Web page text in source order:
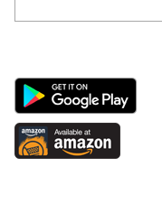
Android
App
on
Google
Available
at